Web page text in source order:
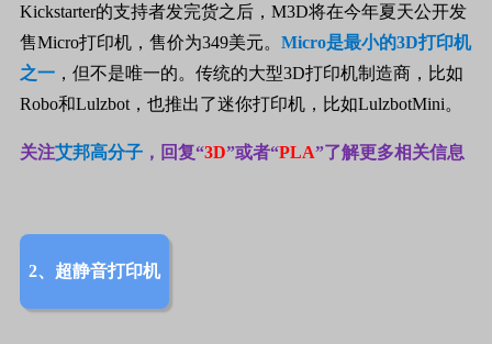
Kickstarter的支持者发完货之后， M3D将在今年夏天公开发
售Micro打印机，售价为349美元。 Micro是最小的3D打印机
之一 ，但不是唯一的。传统的大型3D打印机制造商，比如
Robo和Lulzbot ，也推出了迷你打印机，比如LulzbotMini。
关注艾邦高分子 ，回复“3D”或者“PLA”了解更多相关信息
2、超静音打印机